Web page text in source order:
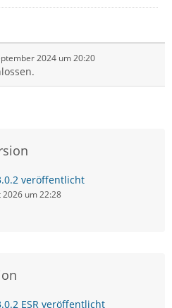
2024 um 20:20
veröffentlicht
2026 um 22:28
ESR veröffentlicht